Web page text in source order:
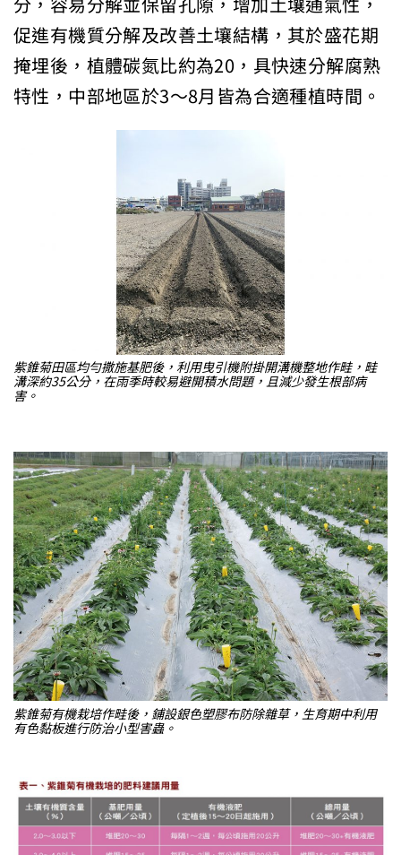
促進有機質分解及改善土壤結構，其於盛花期
掩埋後，植體碳氮比約為20，具快速分解腐熟
特性，中部地區於3～8月皆為合適種植時間。
紫錐菊田區均勻撒施基肥後，利用曳引機附掛開溝機整地作畦，畦
溝深約35公分，在雨季時較易避開積水問題，且減少發生根部病
害。
紫錐菊有機栽培作畦後，鋪設銀色塑膠布防除雜草，生育期中利用
有色黏板進行防治小型害蟲。